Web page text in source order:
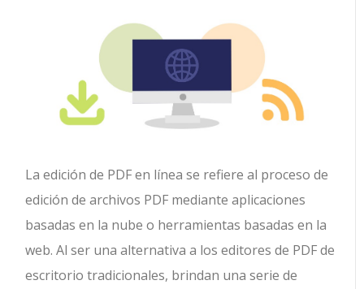
La edición de PDF en línea se refiere al proceso de
edición de archivos PDF mediante aplicaciones
basadas en la nube o herramientas basadas en la
web. Al ser una alternativa a los editores de PDF de
escritorio tradicionales, brindan una serie de